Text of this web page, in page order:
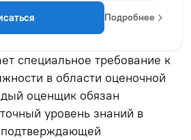
Подробнее
специальное требование к
в области оценочной
оценщик обязан
уровень знаний в